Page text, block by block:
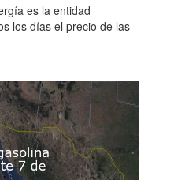
es la entidad
los días el precio de las